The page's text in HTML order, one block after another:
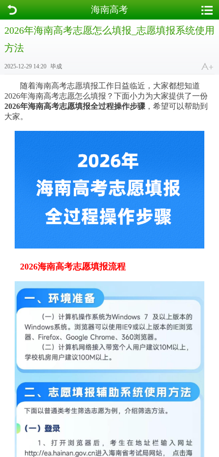
海南高考
2026年海南高考志愿怎么填报_志愿填报系统使用
方法
2025-12-29 14:20 毕成
随着海南高考志愿填报工作日益临近，大家都想知道
2026年海南高考志愿怎么填报？下面小力为大家提供了一份
2026年海南高考志愿填报全过程操作步骤，希望可以帮助到
大家。
2026海南高考志愿填报流程